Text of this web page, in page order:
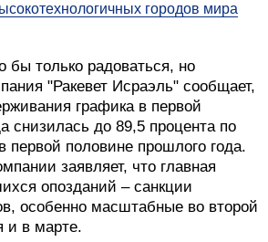
городов мира
только радоваться, но
"Ракевет Исраэль" сообщает,
графика в первой
снизилась до 89,5 процента по
первой половине прошлого года.
заявляет, что главная
опозданий – санкции
особенно масштабные во второй
и в марте.